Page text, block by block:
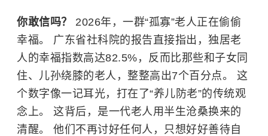
你敢信吗？ 2026年，一群“孤寡”老人正在偷偷
幸福。 广东省社科院的报告直接指出，独居老
人的幸福指数高达82.5%，反而比那些和子女同
住、儿孙绕膝的老人，整整高出7个百分点。 这
个数字像一记耳光，打在了“养儿防老”的传统观
念上。 这背后，是一代老人用半生沧桑换来的
清醒。 他们不再讨好任何人，只想好好善待自